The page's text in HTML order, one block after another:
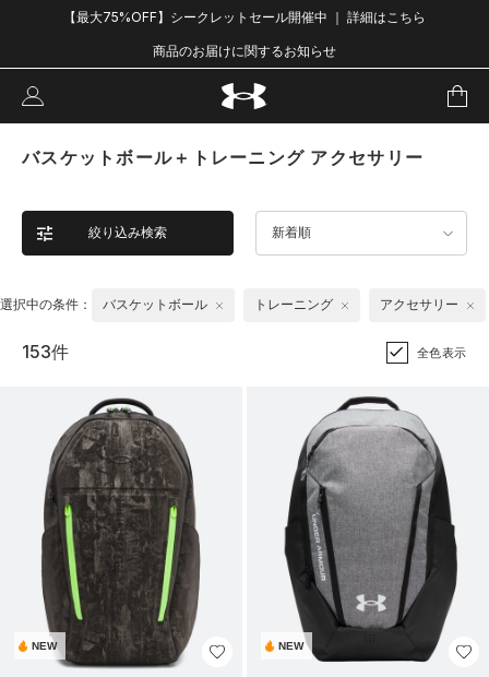
【最大75%OFF】シークレットセール開催中 ｜ 詳細はこちら
商品のお届けに関するお知らせ
バスケットボール＋トレーニング アクセサリー
絞り込み検索 新着順
選択中の条件： バスケットボール トレーニング アクセサリー
153件 全色表示
NEW NEW